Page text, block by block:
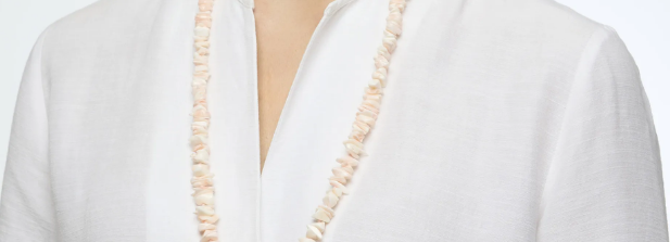
Fermoir en argent 925‰ rhodié. Fabriqué en Italie.
Longueur : 70 cm
AJOUTER